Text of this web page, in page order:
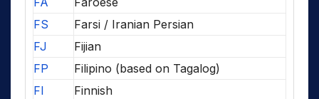
FS
Farsi / Iranian Persian
FJ
Fijian
FP
Filipino (based on Tagalog)
FI
Finnish